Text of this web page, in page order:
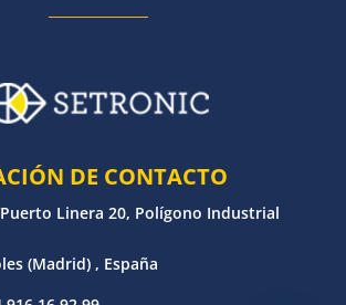
DE CONTACTO
Linera 20, Polígono Industrial
(Madrid) , España